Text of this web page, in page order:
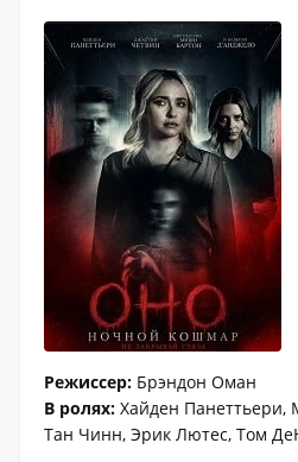
Режиссер: Брэндон Оман
В ролях: Хайден Панеттьери,
Тан Чинн, Эрик Лютес, Том